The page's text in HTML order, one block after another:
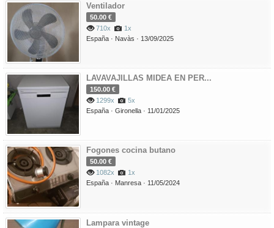
Ventilador
50.00 €
710x
1x
España · Navàs · 13/09/2025
LAVAVAJILLAS MIDEA EN PER...
150.00 €
1299x
5x
España · Gironella · 11/01/2025
Fogones cocina butano
50.00 €
1082x
1x
España · Manresa · 11/05/2024
Lampara vintage